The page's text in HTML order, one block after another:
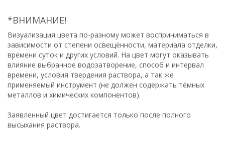
*ВНИМАНИЕ!
Визуализация цвета по-разному может восприниматься в
зависимости от степени освещённости, материала отделки,
времени суток и других условий. На цвет могут оказывать
влияние выбранное водозатворение, способ и интервал
времени, условия твердения раствора, а так же
применяемый инструмент (не должен содержать тёмных
металлов и химических компонентов).
Заявленный цвет достигается только после полного
высыхания раствора.